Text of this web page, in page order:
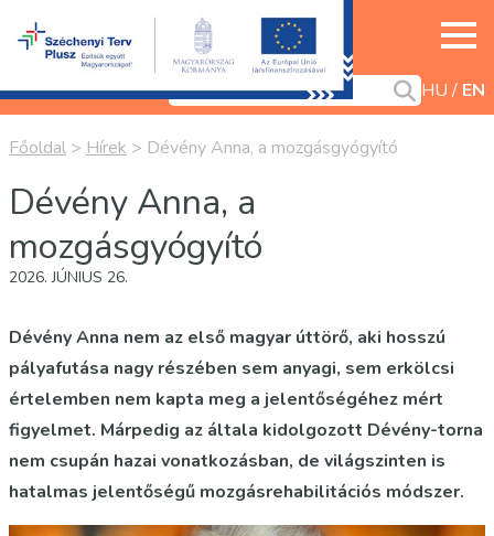
HU EN
Főoldal > Hírek > Dévény Anna, a mozgásgyógyító
Dévény Anna, a
mozgásgyógyító
2026. JÚNIUS 26.
Dévény Anna nem az első magyar úttörő, aki hosszú
pályafutása nagy részében sem anyagi, sem erkölcsi
értelemben nem kapta meg a jelentőségéhez mért
figyelmet. Márpedig az általa kidolgozott Dévény-torna
nem csupán hazai vonatkozásban, de világszinten is
hatalmas jelentőségű mozgásrehabilitációs módszer.